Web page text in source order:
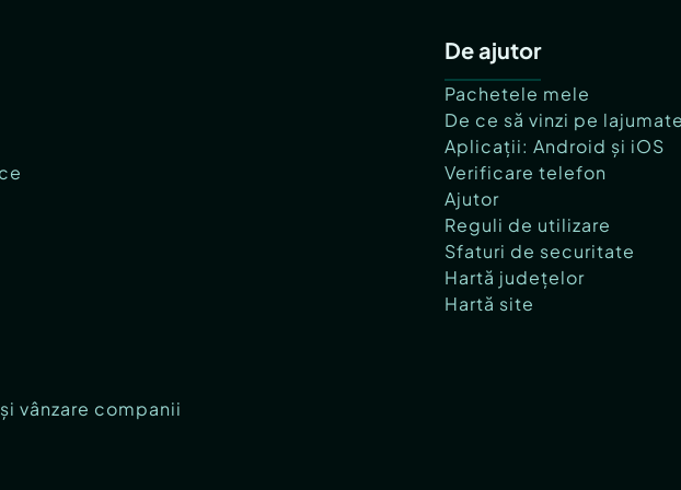
vânzare companii
De ajutor
Pachetele mele
De ce să vinzi pe
Aplicații: Android și iOS
Verificare telefon
Ajutor
Reguli de utilizare
Sfaturi de securitate
Hartă județelor
Hartă site